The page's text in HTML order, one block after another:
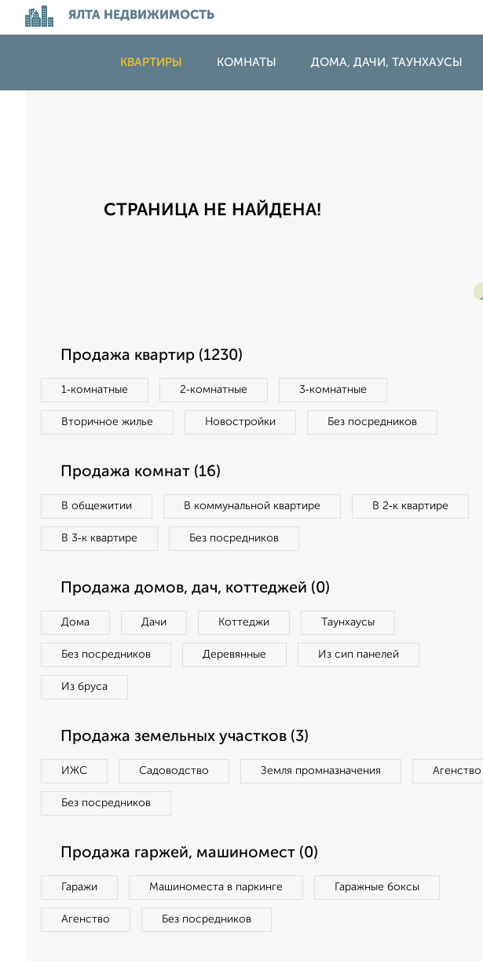
ЯЛТА НЕДВИЖИМОСТЬ
КВАРТИРЫ КОМНАТЫ ДОМА, ДАЧИ, ТАУНХАУСЫ
СТРАНИЦА НЕ НАЙДЕНА!
Продажа квартир (1230)
1‑комнатные 2‑комнатные 3‑комнатные
Вторичное жилье Новостройки Без посредников
Продажа комнат (16)
В общежитии В коммунальной квартире В 2‑к квартире
В 3‑к квартире Без посредников
Продажа домов, дач, коттеджей (0)
Дома Дачи Коттеджи Таунхаусы
Без посредников Деревянные Из сип панелей
Из бруса
Продажа земельных участков (3)
ИЖС Садоводство Земля промназначения Агенство
Без посредников
Продажа гаржей, машиномест (0)
Гаражи Машиноместа в паркинге Гаражные боксы
Агенство Без посредников